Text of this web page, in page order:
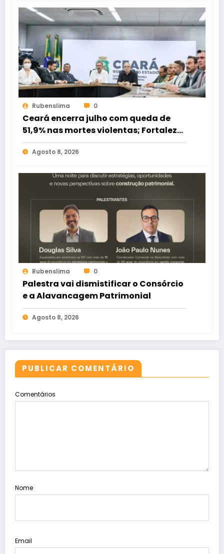
Rubenslima 0
Ceará encerra julho com queda de
51,9% nas mortes violentas; Fortaleza
registra redução de 62,3%
Agosto 8, 2026
Rubenslima 0
Palestra vai dismistificar o Consórcio
e a Alavancagem Patrimonial
Agosto 8, 2026
PUBLICAR COMENTÁRIO
Comentários
Nome
Email